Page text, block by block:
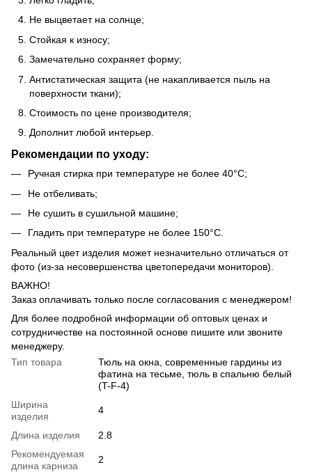
Не выцветает на солнце;
Стойкая к износу;
Замечательно сохраняет форму;
Антистатическая защита (не накапливается пыль на
поверхности ткани);
Стоимость по цене производителя;
Дополнит любой интерьер.
Рекомендации по уходу:
Ручная стирка при температуре не более 40°C;
Не отбеливать;
Не сушить в сушильной машине;
Гладить при температуре не более 150°C.
Реальный цвет изделия может незначительно отличаться от
фото (из-за несовершенства цветопередачи мониторов).
ВАЖНО!
Заказ оплачивать только после согласования с менеджером!
Для более подробной информации об оптовых ценах и
сотрудничестве на постоянной основе пишите или звоните
менеджеру.
Тип товара
Тюль на окна, современные гардины из
фатина на тесьме, тюль в спальню белый
(T-F-4)
Ширина
изделия
4
Длина изделия
2.8
Рекомендуемая
длина карниза
2